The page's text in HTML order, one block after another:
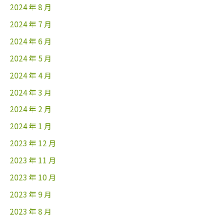
2024 年 8 月
2024 年 7 月
2024 年 6 月
2024 年 5 月
2024 年 4 月
2024 年 3 月
2024 年 2 月
2024 年 1 月
2023 年 12 月
2023 年 11 月
2023 年 10 月
2023 年 9 月
2023 年 8 月